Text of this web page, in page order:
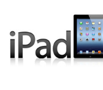
contenuto